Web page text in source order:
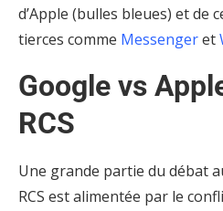
d’Apple (bulles bleues) et de
tierces comme Messengeret
Google vs
RCS
Une grande partie du débat
RCS est alimentée par le